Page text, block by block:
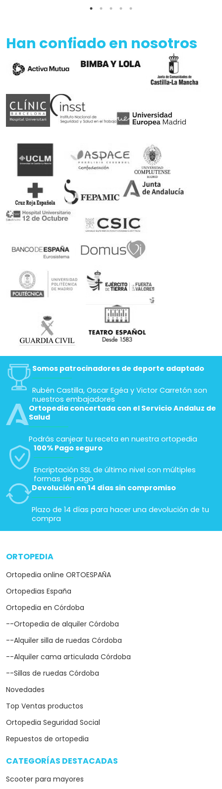
Han confiado en nosotros
Somos patrocinadores de deporte adaptado
Rubén Castilla, Oscar Egéa y Victor Carretón son
nuestros embajadores
Ortopedia concertada con el Servicio Andaluz de
Salud
Podrás canjear tu receta en nuestra ortopedia
100% Pago seguro
Encriptación SSL de último nivel con múltiples
formas de pago
Devolución en 14 días sin compromiso
Plazo de 14 días para hacer una devolución de tu
compra
ORTOPEDIA
Ortopedia online ORTOESPAÑA
Ortopedias España
Ortopedia en Córdoba
--Ortopedia de alquiler Córdoba
--Alquiler silla de ruedas Córdoba
--Alquiler cama articulada Córdoba
--Sillas de ruedas Córdoba
Novedades
Top Ventas productos
Ortopedia Seguridad Social
Repuestos de ortopedia
CATEGORÍAS DESTACADAS
Scooter para mayores